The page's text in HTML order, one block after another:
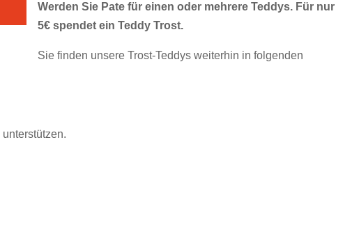
Werden Sie Pate für einen oder mehrere Teddys. Für nur
5€ spendet ein Teddy Trost.
Sie finden unsere Trost-Teddys weiterhin in folgenden
unterstützen.